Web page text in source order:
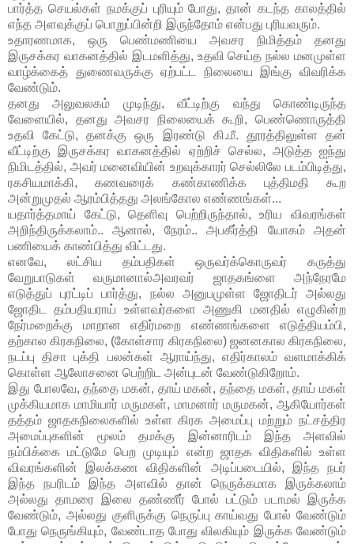
பார்த்த செயல்கள் நமக்குப் புரியும் போது, தான் கடந்த காலத்தில்
எந்த அளவுக்குப் பொறுப்பின்றி இருந்தோம் என்பது புரியவரும்.
உதாரணமாக, ஒரு பெண்மணியை அவசர நிமித்தம் தனது
இருசக்கர வாகனத்தில் இடமளித்து, உதவி செய்த நல்ல மனமுள்ள
வாழ்க்கைத் துணைவருக்கு ஏற்பட்ட நிலையை இங்கு விவரிக்க
வேண்டும்.
தனது அலுவலகம் முடிந்து, வீட்டிற்கு வந்து கொண்டிருந்த
வேளையில், தனது அவசர நிலையைக் கூறி, பெண்ணொருத்தி
உதவி கேட்டு, தனக்கு ஒரு இரண்டு கி.மீ. தூரத்திலுள்ள தன்
வீட்டிற்கு இருசக்கர வாகனத்தில் ஏற்றிச் செல்ல, அடுத்த ஐந்து
நிமிடத்தில், அவர் மனைவியின் உறவுக்காரர் செல்லிலே படம்பிடித்து,
ரகசியமாக்கி, கணவரைக் கண்காணிக்க புத்திமதி கூற
அன்றுமுதல் ஆரம்பித்தது அலங்கோல எண்ணங்கள்...
யதார்த்தமாய் கேட்டு, தெளிவு பெற்றிருந்தால், உரிய விவரங்கள்
அறிந்திருக்கலாம்.. ஆனால், நேரம்.. அபகீர்த்தி யோகம் அதன்
பணியைக் காண்பித்து விட்டது.
எனவே, லட்சிய தம்பதிகள் ஒருவர்க்கொருவர் கருத்து
வேறுபாடுகள் வருமானால்அவரவர் ஜாதகங்ளை அந்நேரமே
எடுத்துப் புரட்டிப் பார்த்து, நல்ல அனுபமுள்ள ஜோதிடர் அல்லது
ஜோதிட தம்பதியராய் உள்ளவர்களை அணுகி மனதில் எழுகின்ற
நேர்மறைக்கு மாறான எதிர்மறை எண்ணங்களை எடுத்தியம்பி,
தற்கால கிரகநிலை, (கோள்சார கிரகநிலை) ஜனனகால கிரகநிலை,
நடப்பு திசா புக்தி பலன்கள் ஆராய்ந்து, எதிர்காலம் வளமாக்கிக்
கொள்ள ஆலோசனை பெற்றிட அன்புடன் வேண்டுகிறோம்.
இது போலவே, தந்தை மகன், தாய் மகன், தந்தை மகள், தாய் மகள்
முக்கியமாக மாமியார் மருமகள், மாமனார் மருமகன், ஆகியோர்கள்
தத்தம் ஜாதகநிலைகளில் உள்ள கிரக அமைப்பு மற்றும் நட்சத்திர
அமைப்புகளின் மூலம் தமக்கு இன்னாரிடம் இந்த அளவில்
நம்பிக்கை மட்டுமே பெற முடியும் என்ற ஜாதக விதிகளில் உள்ள
விவரங்களின் இலக்கண விதிகளின் அடிப்படையில், இந்த நபர்
இந்த நபரிடம் இந்த அளவில் தான் நெருக்கமாக இருக்கலாம்
அல்லது தாமரை இலை தண்ணீர் போல் பட்டும் படாமல் இருக்க
வேண்டும், அல்லது குளிருக்கு நெருப்பு காய்வது போல் வேண்டும்
போது நெருங்கியும், வேண்டாத போது விலகியும் இருக்க வேண்டும்